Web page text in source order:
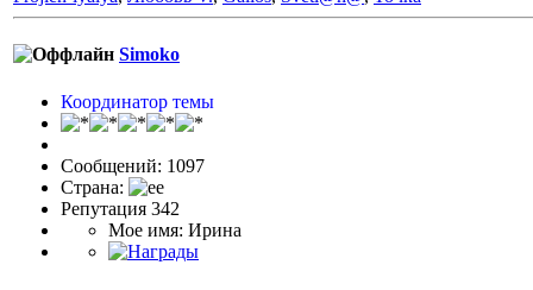
Simoko
Координатор темы
Сообщений: 1097
Страна:
Репутация 342
Мое имя: Ирина